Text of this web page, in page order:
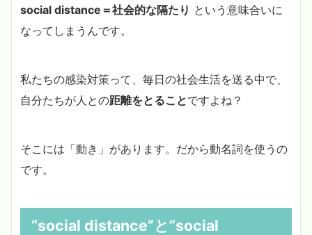
social distance＝社会的な隔たり という意味合いに
なってしまうんです。
私たちの感染対策って、毎日の社会生活を送る中で、
自分たちが人との距離をとることですよね？
そこには「動き」があります。だから動名詞を使うの
です。
“social distance”と”social